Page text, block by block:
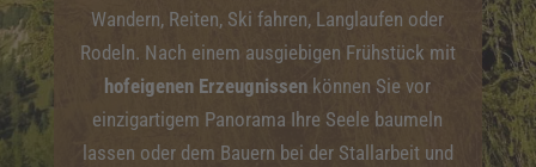
Wandern, Reiten, Ski fahren, Langlaufen oder
Rodeln. Nach einem ausgiebigen Frühstück mit
hofeigenen Erzeugnissen können Sie vor
einzigartigem Panorama Ihre Seele baumeln
lassen oder dem Bauern bei der Stallarbeit und